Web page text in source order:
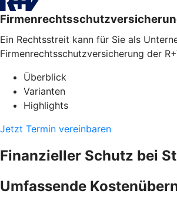
Ein Rechtsstreit kann für Sie als
Firmenrechtsschutzversicherung der
Überblick
Varianten
Highlights
Jetzt Termin vereinbaren
Finanzieller Schutz bei
Umfassende